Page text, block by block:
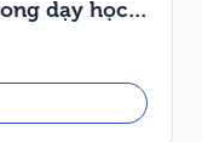
dạy học